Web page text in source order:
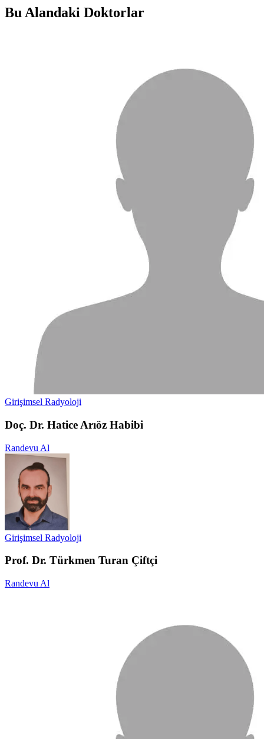
Bu Alandaki Doktorlar
Girişimsel Radyoloji
Doç. Dr. Hatice Arıöz Habibi
Randevu Al
Girişimsel Radyoloji
Prof. Dr. Türkmen Turan Çiftçi
Randevu Al